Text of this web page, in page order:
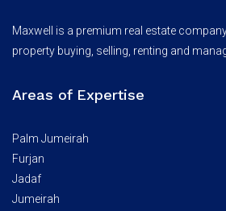
Maxwell is a premium real estate
property buying, selling, renting and
Areas of Expertise
Palm Jumeirah
Furjan
Jadaf
Jumeirah